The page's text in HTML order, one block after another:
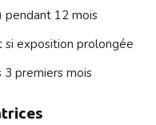
pendant 12 mois
si exposition prolongée
premiers mois